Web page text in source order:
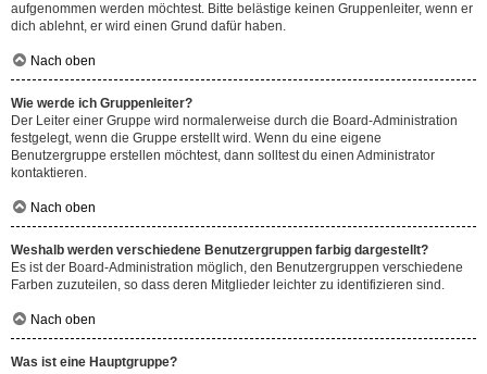
aufgenommen werden möchtest. Bitte belästige keinen Gruppenleiter, wenn er
dich ablehnt, er wird einen Grund dafür haben.
Nach oben
Wie werde ich Gruppenleiter?
Der Leiter einer Gruppe wird normalerweise durch die Board-Administration
festgelegt, wenn die Gruppe erstellt wird. Wenn du eine eigene
Benutzergruppe erstellen möchtest, dann solltest du einen Administrator
kontaktieren.
Nach oben
Weshalb werden verschiedene Benutzergruppen farbig dargestellt?
Es ist der Board-Administration möglich, den Benutzergruppen verschiedene
Farben zuzuteilen, so dass deren Mitglieder leichter zu identifizieren sind.
Nach oben
Was ist eine Hauptgruppe?